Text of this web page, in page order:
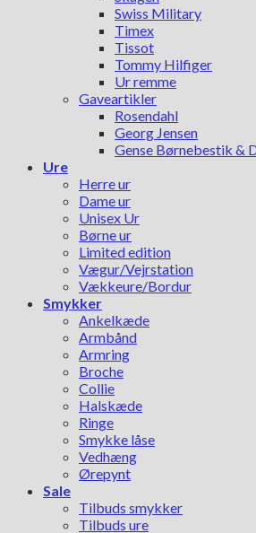
Swiss Military
Timex
Tissot
Tommy Hilfiger
Ur remme
Gaveartikler
Rosendahl
Georg Jensen
Gense Børnebestik &
Ure
Herre ur
Dame ur
Unisex Ur
Børne ur
Limited edition
Vægur/Vejrstation
Vækkeure/Bordur
Smykker
Ankelkæde
Armbånd
Armring
Broche
Collie
Halskæde
Ringe
Smykke låse
Vedhæng
Ørepynt
Sale
Tilbuds smykker
Tilbuds ure